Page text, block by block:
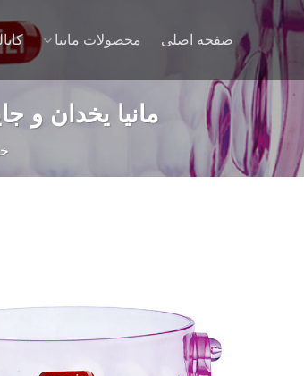
صفحه اصلی محصولات مانیا
مانیا يخدان و